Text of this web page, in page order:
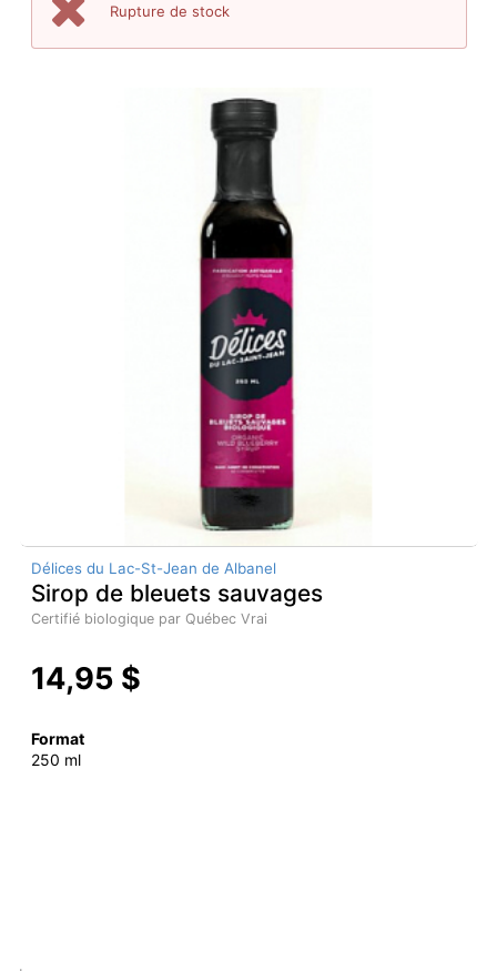
Rupture de stock
Délices du Lac-St-Jean de Albanel
Sirop de bleuets sauvages
Certifié biologique par Québec Vrai
14,95 $
Format
250 ml